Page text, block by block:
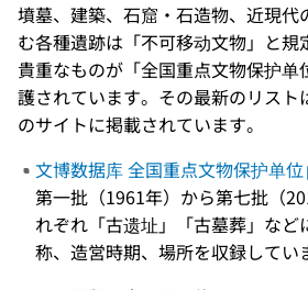
墳墓、建築、石窟・石造物、近現代
む各種遺跡は「不可移动文物」と規
貴重なものが「全国重点文物保护单
護されています。その最新のリスト
のサイトに掲載されています。
文博数据库 全国重点文物保护单位
第一批（1961年）から第七批（
れぞれ「古遗址」「古墓葬」など
称、造営時期、場所を収録してい